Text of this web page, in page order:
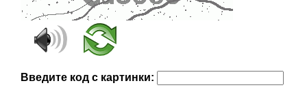
Введите код с картинки: